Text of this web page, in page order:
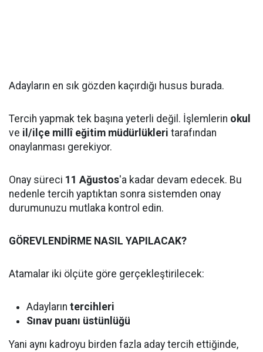
Adayların en sık gözden kaçırdığı husus burada.
Tercih yapmak tek başına yeterli değil. İşlemlerin okul
ve il/ilçe millî eğitim müdürlükleri tarafından
onaylanması gerekiyor.
Onay süreci 11 Ağustos'a kadar devam edecek. Bu
nedenle tercih yaptıktan sonra sistemden onay
durumunuzu mutlaka kontrol edin.
GÖREVLENDİRME NASIL YAPILACAK?
Atamalar iki ölçüte göre gerçekleştirilecek:
Adayların tercihleri
Sınav puanı üstünlüğü
Yani aynı kadroyu birden fazla aday tercih ettiğinde,